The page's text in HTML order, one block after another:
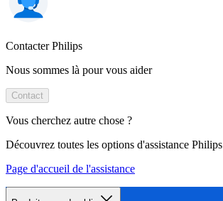
Contacter Philips
Nous sommes là pour vous aider
Contact
Vous cherchez autre chose ?
Découvrez toutes les options d'assistance Philips
Page d'accueil de l'assistance